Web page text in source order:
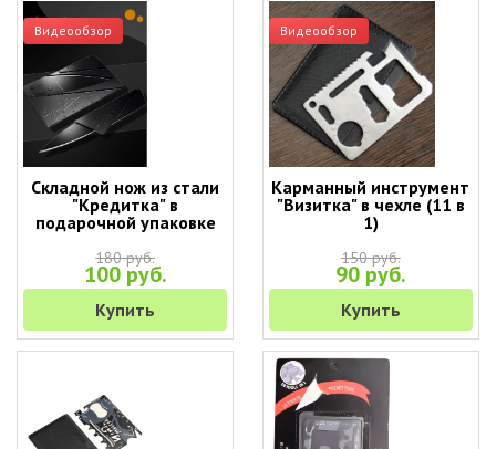
Видеообзор
Складной нож из стали
"Кредитка" в
подарочной упаковке
180 руб.
100 руб.
Купить
Видеообзор
Карманный инструмент
"Визитка" в чехле (11 в
1)
150 руб.
90 руб.
Купить